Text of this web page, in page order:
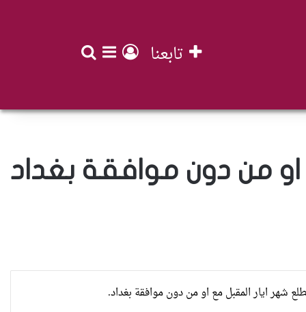
تابعنا تسجيل الدخول
إضافة عمود
او من دون موافقة بغداد
شهر ايار المقبل مع او من دون موافقة بغداد.
العراقية تكسر القيد نحو فضاء الحرية